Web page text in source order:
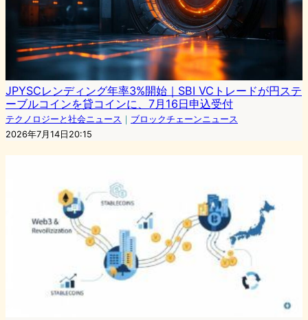
JPYSCレンディング年率3%開始｜SBI VCトレードが円ステ
ーブルコインを貸コインに、7月16日申込受付
テクノロジーと社会ニュース ｜ ブロックチェーンニュース
2026年7月14日20:15